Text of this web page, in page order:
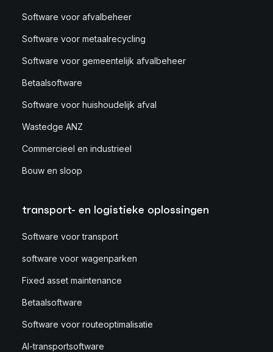
Software voor afvalbeheer
Software voor metaalrecycling
Software voor gemeentelijk afvalbeheer
Betaalsoftware
Software voor huishoudelijk afval
Wastedge ANZ
Commercieel en industrieel
Bouw en sloop
transport- en logistieke oplossingen
Software voor transport
software voor wagenparken
Fixed asset maintenance
Betaalsoftware
Software voor routeoptimalisatie
AI-transportsoftware